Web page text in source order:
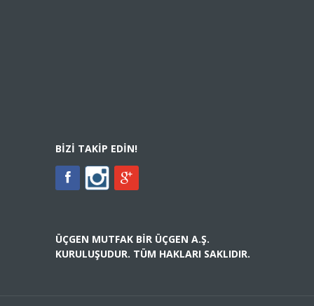
BIZI TAKIP EDIN!
ÜÇGEN MUTFAK BIR ÜÇGEN A.Ş.
KURULUŞUDUR. TÜM HAKLARI SAKLIDIR.